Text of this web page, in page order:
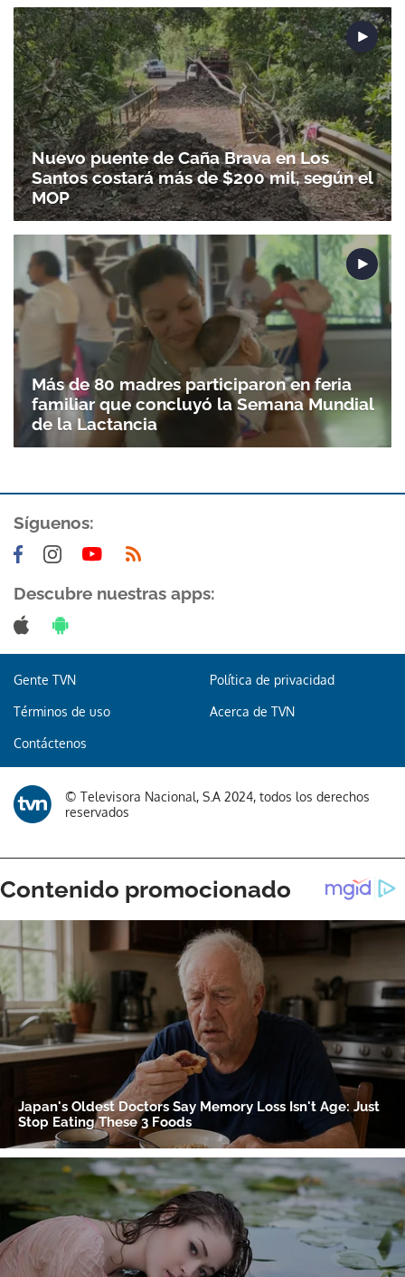
Gracias por suscribirte a nuestro boletín.
Nuevo puente de Caña Brava en Los
Santos costará más de $200 mil, según el
MOP
Más de 80 madres participaron en feria
familiar que concluyó la Semana Mundial
de la Lactancia
Síguenos:
Descubre nuestras apps:
Gente TVN Política de privacidad
Términos de uso Acerca de TVN
Contáctenos
© Televisora Nacional, S.A 2024, todos los derechos
reservados